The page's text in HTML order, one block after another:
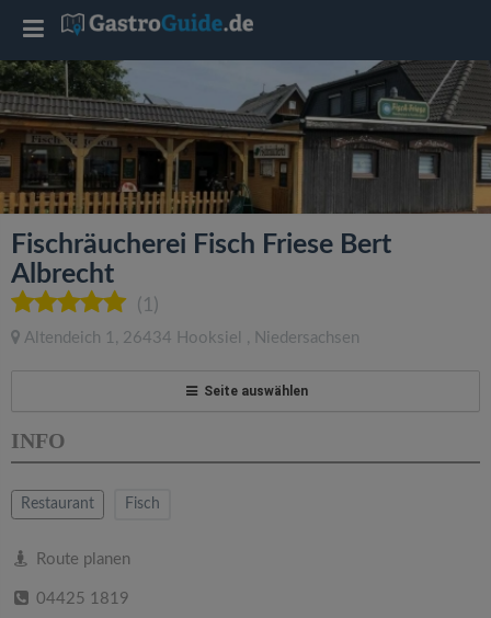
Fischräucherei Fisch Friese Bert
Albrecht
(1)
Altendeich 1 , 26434 Hooksiel , Niedersachsen
Seite auswählen
INFO
Restaurant Fisch
Route planen
04425 1819
T
g
g
e
a
v
i
g